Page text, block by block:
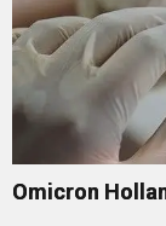
Omicron